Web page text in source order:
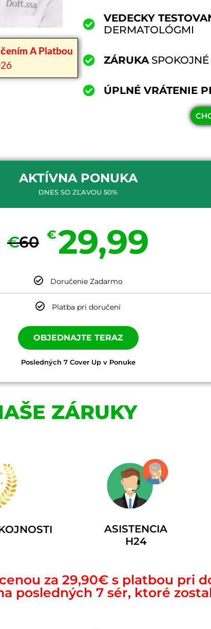
A Platbou
VEDECKY
DERMATOLÓGMI
ZÁRUKASPOKOJNÉ
ÚPLNÉ VRÁTENIE
AKTÍVNA PONUKA
DNES SO ZĽAVOU 50%
€60 €29,99
Doručenie Zadarmo
Platba pri doručení
OBJEDNAJTE TERAZ
Posledných 7 Cover Up v Ponuke
ZÁRUKY
ASISTENCIA
H24
za 29,90€ s platbou pri
posledných 7 sér, ktoré